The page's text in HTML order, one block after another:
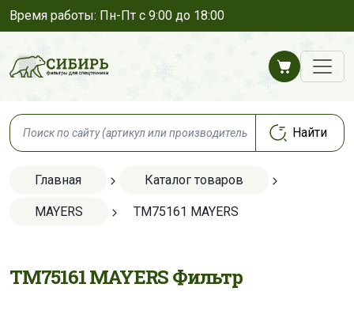
Время работы: Пн-Пт с 9:00 до 18:00
Главная Каталог товаров
MAYERS TM75161 MAYERS
TM75161 MAYERS Фильтр